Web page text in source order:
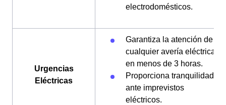
electrodomésticos.
Urgencias
Eléctricas
Garantiza la atención de
cualquier avería eléctrica
en menos de 3 horas.
Proporciona tranquilidad
ante imprevistos
eléctricos.